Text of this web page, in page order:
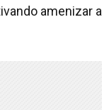
amenizar a